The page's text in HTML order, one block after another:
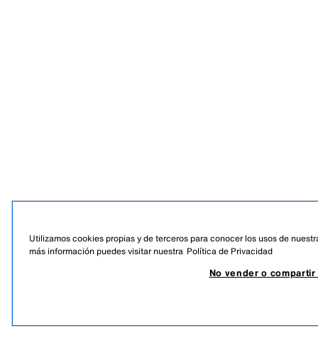
Utilizamos cookies propias y de terceros para conocer los usos de
más información puedes visitar nuestra Política de Privacidad
No vender o